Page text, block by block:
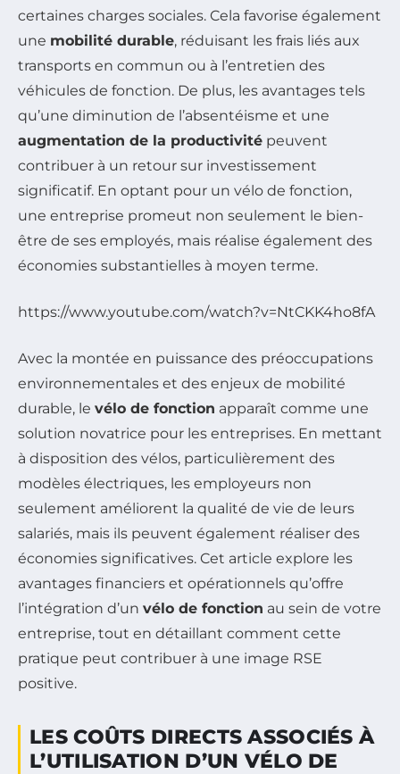
certaines charges sociales. Cela favorise également
une mobilité durable, réduisant les frais liés aux
transports en commun ou à l’entretien des
véhicules de fonction. De plus, les avantages tels
qu’une diminution de l’absentéisme et une
augmentation de la productivité peuvent
contribuer à un retour sur investissement
significatif. En optant pour un vélo de fonction,
une entreprise promeut non seulement le bien-
être de ses employés, mais réalise également des
économies substantielles à moyen terme.
https://www.youtube.com/watch?v=NtCKK4ho8fA
Avec la montée en puissance des préoccupations
environnementales et des enjeux de mobilité
durable, le vélo de fonction apparaît comme une
solution novatrice pour les entreprises. En mettant
à disposition des vélos, particulièrement des
modèles électriques, les employeurs non
seulement améliorent la qualité de vie de leurs
salariés, mais ils peuvent également réaliser des
économies significatives. Cet article explore les
avantages financiers et opérationnels qu’offre
l’intégration d’un vélo de fonction au sein de votre
entreprise, tout en détaillant comment cette
pratique peut contribuer à une image RSE
positive.
LES COÛTS DIRECTS ASSOCIÉS À
L’UTILISATION D’UN VÉLO DE